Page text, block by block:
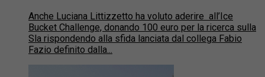
Anche Luciana Littizzetto ha voluto aderire all’Ice
Bucket Challenge, donando 100 euro per la ricerca sulla
Sla rispondendo alla sfida lanciata dal collega Fabio
Fazio definito dalla...